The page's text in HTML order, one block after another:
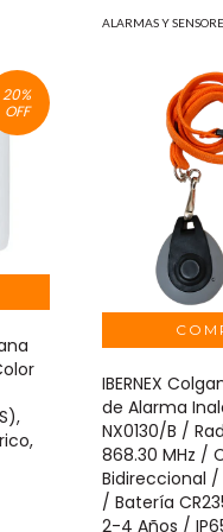
ALARMAS Y
20%
OFF
IBERNEX
de Alarma
NX0130/B /
868.30 MHz /
Bidireccional
/ Batería
2-4 Años /